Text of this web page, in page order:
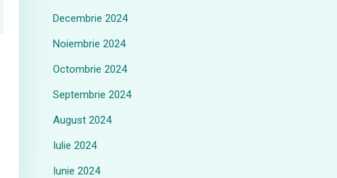
Decembrie 2024
Noiembrie 2024
Octombrie 2024
Septembrie 2024
August 2024
Iulie 2024
Iunie 2024